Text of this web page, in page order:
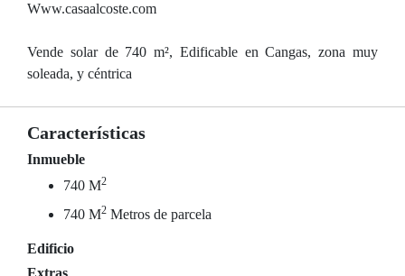
Www.casaalcoste.com
Vende solar de 740 m², Edificable en Cangas, zona muy
soleada, y céntrica
Características
Inmueble
740 M2
740 M2 Metros de parcela
Edificio
Extras